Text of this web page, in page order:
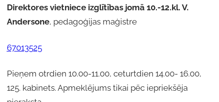
Direktoresvietniece izglītības jomā 10.-12.kl. V.
Andersone, pedagoģijas maģistre
67013525
Pieņem otrdien 10.00-11.00, ceturtdien 14.00- 16.00,
125. kabinets. Apmeklējums tikai pēc iepriekšēja